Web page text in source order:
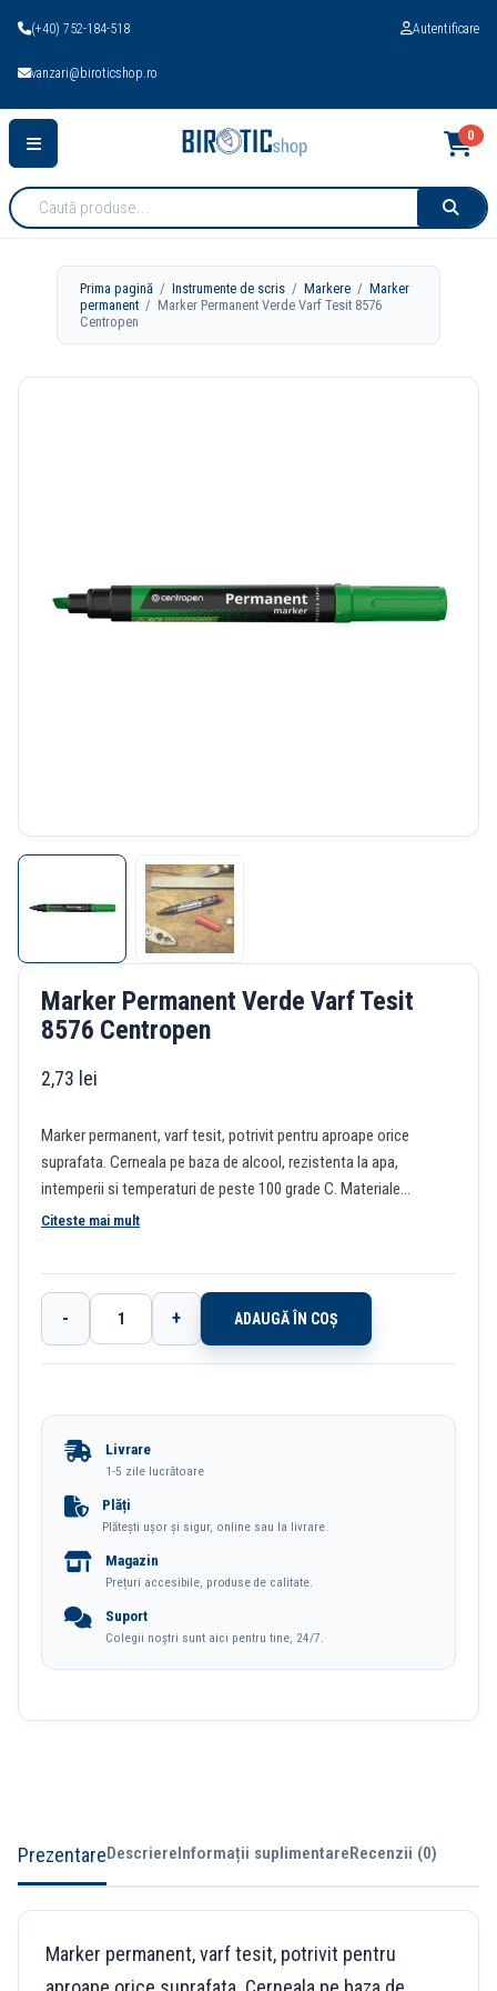
(+40) 752-184-518
vanzari@biroticshop.ro
Autentificare
Cauta
produse:
0
Prima pagină /Instrumente de scris /Markere /Marker
permanent / Marker Permanent Verde Varf Tesit 8576
Centropen
Marker Permanent Verde Varf Tesit
8576 Centropen
2,73 lei
Marker permanent, varf tesit, potrivit pentru aproape orice
suprafata. Cerneala pe baza de alcool, rezistenta la apa,
intemperii si temperaturi de peste 100 grade C. Materiale
reciclate.
Citeste mai mult
Cantitate
Marker
Varf
Tesit
Centropen
- + ADAUGĂ ÎN COȘ
Livrare
1-5 zile lucrătoare
Plăți
Plătești ușor și sigur, online sau la livrare.
Magazin
Prețuri accesibile, produse de calitate.
Suport
Colegii noștri sunt aici pentru tine, 24/7.
PrezentareDescriereInformații suplimentareRecenzii (0)
Marker permanent, varf tesit, potrivit pentru